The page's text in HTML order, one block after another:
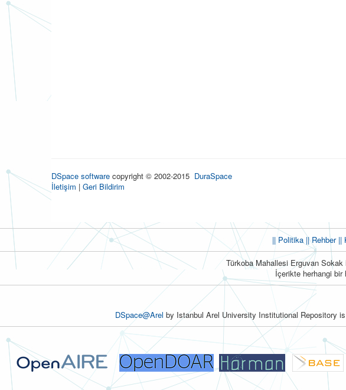
DSpace software copyright © 2002-2015 DuraSpace
İletişim | Geri Bildirim
|| Politika|| Rehber||
Türkoba Mahallesi Erguvan
İçerikte herhangi
DSpace@Arel by Istanbul Arel University Institutional Repository